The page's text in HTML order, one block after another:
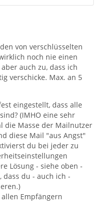
von verschlüsselten
noch nie einen
auch zu, dass ich
verschicke. Max. an 5
eingestellt, dass alle
(IMHO eine sehr
die Masse der Mailnutzer
diese Mail "aus Angst"
du bei jeder zu
Lösung - siehe oben -
du - auch ich -
Empfängern